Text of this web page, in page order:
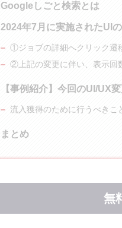
Googleしごと検索とは
2024年7月に実施されたUI
①ジョブの詳細へクリック遷
②上記の変更に伴い、表示回
【事例紹介】今回のUI/UX
流入獲得のために行うべきこ
まとめ
無